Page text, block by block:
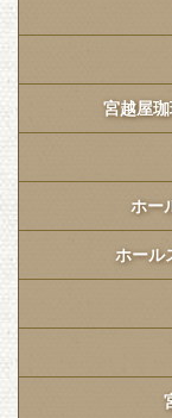
宮越屋
ホー
ホール